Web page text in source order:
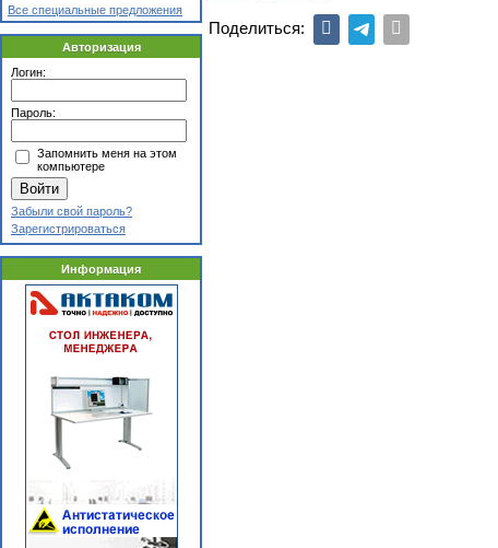
Все специальные предложения
Авторизация
Логин:
Пароль:
Запомнить меня на этом
компьютере
Забыли свой пароль?
Зарегистрироваться
Информация
Поделиться: